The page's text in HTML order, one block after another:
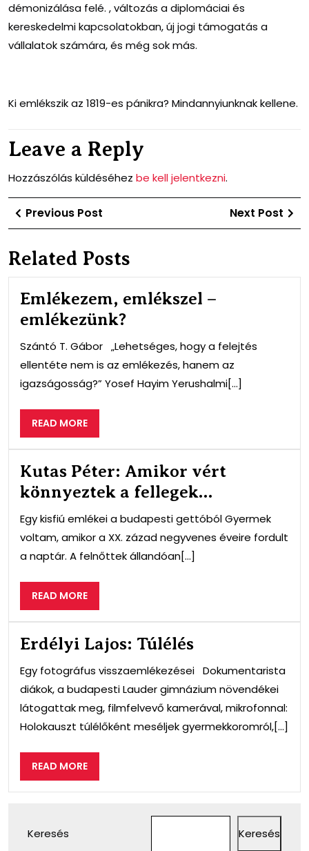
démonizálása felé. , változás a diplomáciai és
kereskedelmi kapcsolatokban, új jogi támogatás a
vállalatok számára, és még sok más.
Ki emlékszik az 1819-es pánikra? Mindannyiunknak kellene.
Leave a Reply
Hozzászólás küldéséhez be kell jelentkezni.
Bejegyzés
navigáció
Previous Post
Post
Next Post
Related Posts
Emlékezem, emlékszel –
emlékezünk?
Szántó T. Gábor „Lehetséges, hogy a felejtés
ellentéte nem is az emlékezés, hanem az
igazságosság?” Yosef Hayim Yerushalmi[...]
READ MOREREAD
MORE
Kutas Péter: Amikor vért
könnyeztek a fellegek…
Egy kisfiú emlékei a budapesti gettóból Gyermek
voltam, amikor a XX. zázad negyvenes éveire fordult
a naptár. A felnőttek állandóan[...]
READ MOREREAD
MORE
Erdélyi Lajos: Túlélés
Egy fotográfus visszaemlékezései Dokumentarista
diákok, a budapesti Lauder gimnázium növendékei
látogattak meg, filmfelvevő kamerával, mikrofonnal:
Holokauszt túlélőként meséljek gyermekkoromról,[...]
READ MOREREAD
MORE
Keresés Keresés